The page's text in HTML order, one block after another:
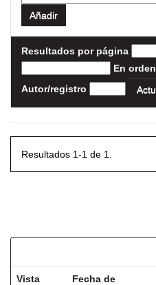
Resultados por página
En orden
Autor/registro
Resultados 1-1 de 1.
Vista
Fecha de